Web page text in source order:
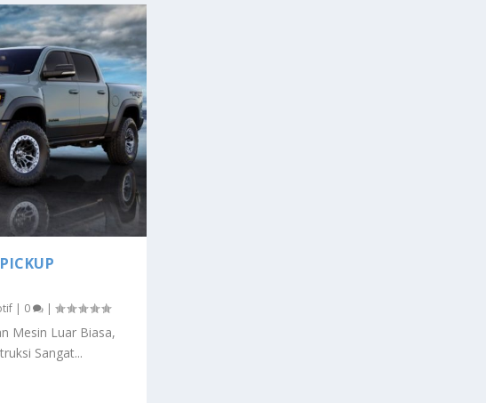
| 0 |
Mesin Luar Biasa,
Sangat...